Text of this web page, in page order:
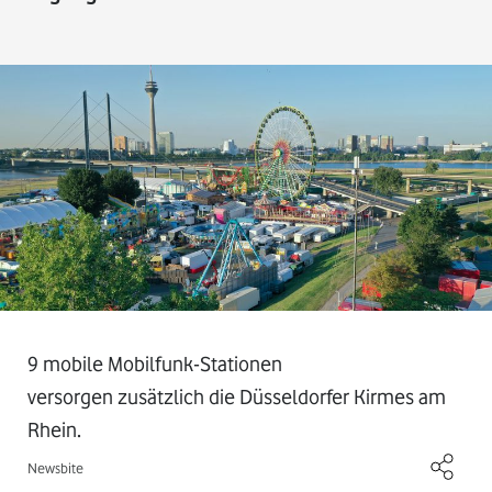
9 mobile Mobilfunk-Stationen
versorgen zusätzlich die Düsseldorfer Kirmes am
Rhein.
Newsbite